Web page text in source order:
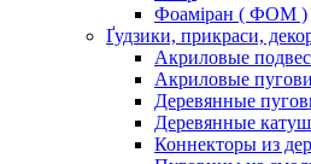
Фоаміран ( ФОМ )
Ґудзики, прикраси,
Акриловые
Акриловые
Деревянные
Деревянные
Коннекторы из